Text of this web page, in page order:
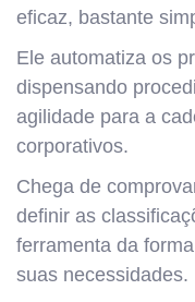
eficaz, bastante
Ele automatiza os
dispensando
agilidade para a
corporativos.
Chega de
definir as
ferramenta da
suas necessidades.